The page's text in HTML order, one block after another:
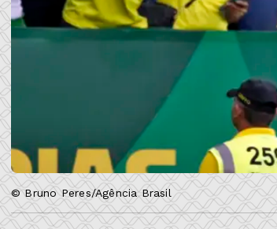
© Bruno Peres/Agência Brasil